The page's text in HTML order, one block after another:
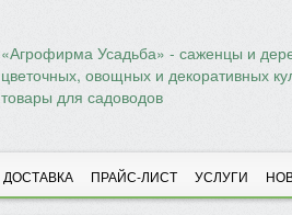
«Агрофирма Усадьба» - саженцы и
цветочных, овощных и декоративных
товары для садоводов
ДОСТАВКА ПРАЙС-ЛИСТ УСЛУГИ